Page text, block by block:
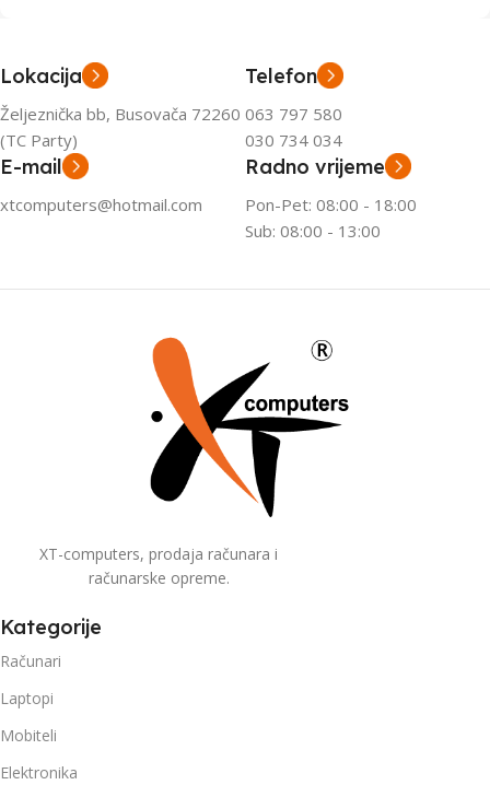
pitanju računara i računarske opreme, a asortiman ostalih
roba će uvijek biti prilagođen zahtjevima tržišta u
određenom momentu. Uposlenici koji rade u XT-
Computers-u moraju biti sposobni da se identificiraju sa
vrijednostima firme u kojoj rade. Sve to je garancija da će
kupac biti zadovoljan, a zadovoljan kupac je naša težnja.
sadašnjih korisnika.
Trudimo se da naši proizvodi i usluge budu kvalitetne i
pristupačne! Iznad svega poštujemo rokove. Vi ste tu da
ocijenite koliko u tome uspijevamo.
Lokacija
Željeznička bb, Busovača 72260
(TC Party)
Telefon
063 797 580
030 734 034
E-mail
xtcomputers@hotmail.com
Radno vrijeme
Pon-Pet: 08:00 - 18:00
Sub: 08:00 - 13:00
XT-computers, prodaja računara i
računarske opreme.
Kategorije
Računari
Laptopi
Mobiteli
Elektronika